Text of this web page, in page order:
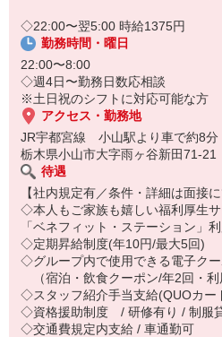
◇22:00〜翌5:00 時給1375円
勤務時間・曜日
22:00〜8:00
◇週4日〜勤務日数応相談
※土日祝のシフトに対応可能な方
アクセス・勤務地
JR宇都宮線 小山駅より車で約8分
栃木県小山市大字雨ヶ谷新田71-21
待遇
【社内規定有／条件・詳細は面接に
◇本人もご家族も嬉しい福利厚生サ
「ベネフィット・ステーション」
◇定期昇給制度(年10円/最大5回)
◇グループ内で使用できる電子ク
（宿泊・飲食クーポン/年2回・利
◇スタッフ紹介手当支給(QUOカー
◇資格援助制度 / 研修有り / 制服
◇交通費規定内支給 / 車通勤可